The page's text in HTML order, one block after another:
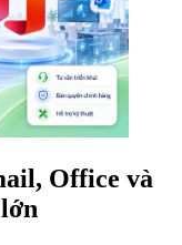
Office và